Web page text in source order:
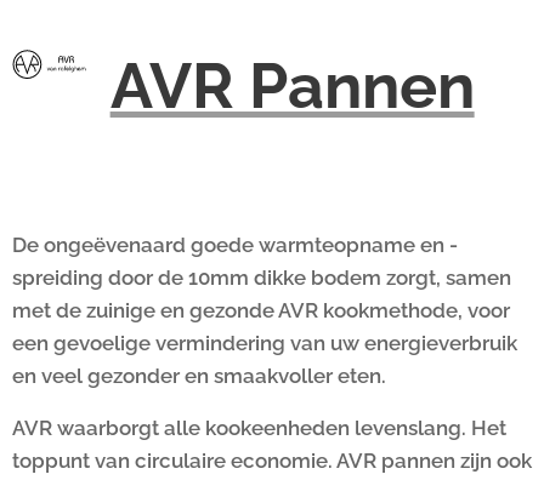
AVR Pannen
De ongeëvenaard goede warmteopname en -
spreiding door de 10mm dikke bodem zorgt, samen
met de zuinige en gezonde AVR kookmethode, voor
een gevoelige vermindering van uw energieverbruik
en veel gezonder en smaakvoller eten.
AVR waarborgt alle kookeenheden levenslang. Het
toppunt van circulaire economie. AVR pannen zijn ook